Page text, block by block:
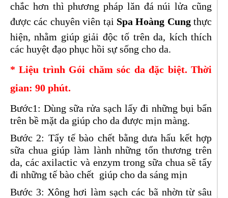
chắc hơn thì phương pháp lăn đá núi lửa cũng
được các chuyên viên tại Spa Hoàng Cungthực
hiện, nhằm giúp giải độc tố trên da, kích thích
các huyệt đạo phục hồi sự sống cho da.
* Liệu trình Gói chăm sóc da đặc biệt. Thời
gian: 90 phút.
Bước1: Dùng sữa rửa sạch lấy đi những bụi bẩn
trên bề mặt da giúp cho da được mịn màng.
Bước 2: Tẩy tế bào chết bằng dưa hấu kết hợp
sữa chua giúp làm lành những tổn thương trên
da, các axilactic và enzym trong sữa chua sẽ tẩy
đi những tế bào chết giúp cho da sáng mịn
Bước 3: Xông hơi làm sạch các bã nhờn từ sâu